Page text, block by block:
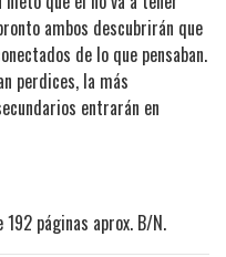
ambos descubrirán que
de lo que pensaban.
perdices, la más
entrarán en
páginas aprox. B/N.